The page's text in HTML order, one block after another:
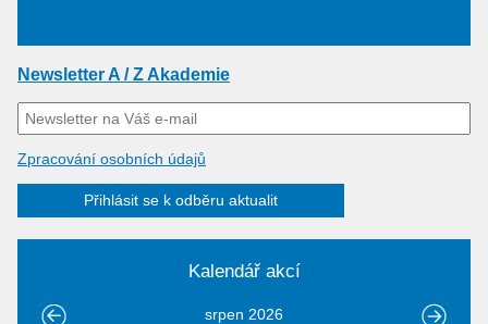
Newsletter A / Z Akademie
Zpracování osobních údajů
Přihlásit se k odběru aktualit
Kalendář akcí
srpen 2026